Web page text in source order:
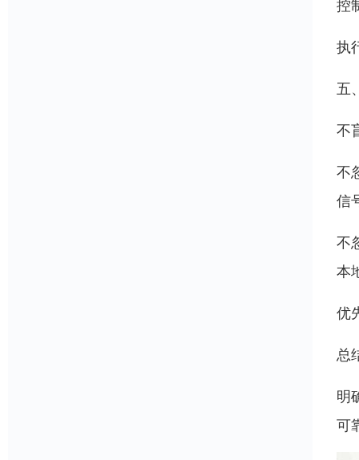
控
执
五
不
不
信
不
本
优
总
明
可